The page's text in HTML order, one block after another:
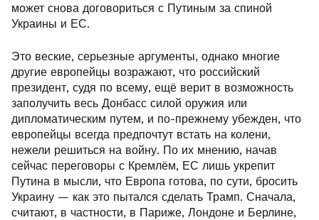
может снова договориться с Путиным за спиной
Украины и ЕС.
Это веские, серьезные аргументы, однако многие
другие европейцы возражают, что российский
президент, судя по всему, ещё верит в возможность
заполучить весь Донбасс силой оружия или
дипломатическим путем, и по-прежнему убежден, что
европейцы всегда предпочтут встать на колени,
нежели решиться на войну. По их мнению, начав
сейчас переговоры с Кремлём, ЕС лишь укрепит
Путина в мысли, что Европа готова, по сути, бросить
Украину — как это пытался сделать Трамп. Сначала,
считают, в частности, в Париже, Лондоне и Берлине,